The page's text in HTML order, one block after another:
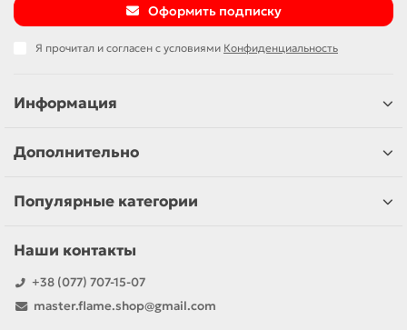
Оформить подписку
Я прочитал и согласен с условиями Конфиденциальность
Информация
Дополнительно
Популярные категории
Наши контакты
+38 (077) 707-15-07
master.flame.shop@gmail.com